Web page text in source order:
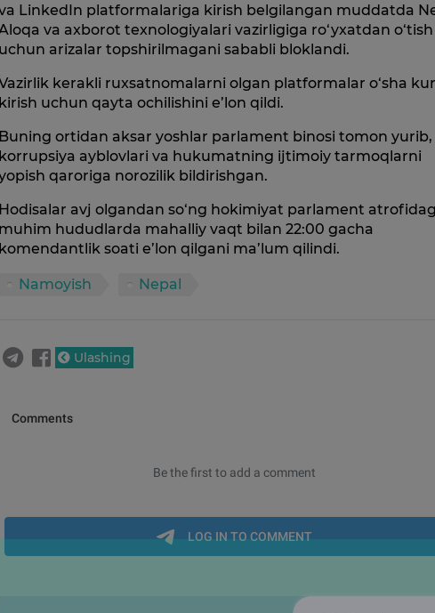
LinkedIn platformalariga kirish belgilangan muddatda
va axborot texnologiyalari vazirligiga ro‘yxatdan o‘tish
uchun arizalar topshirilmagani sababli bloklandi.
kerakli ruxsatnomalarni olgan platformalar o‘sha
kirish uchun qayta ochilishini e’lon qildi.
Buning ortidan aksar yoshlar parlament binosi tomon yurib,
korrupsiya ayblovlari va hukumatning ijtimoiy tarmoqlarni
qaroriga norozilik bildirishgan.
Hodisalar avj olgandan so‘ng hokimiyat parlament
muhim hududlarda mahalliy vaqt bilan 22:00 gacha
komendantlik soati e’lon qilgani ma’lum qilindi.
Namoyish Nepal
Ulashing